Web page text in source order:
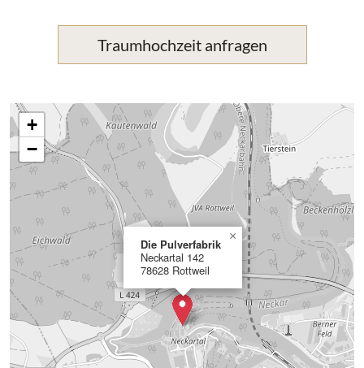
Traumhochzeit anfragen
Die Pulverfabrik
Neckartal 142
78628 Rottweil
×
+
−